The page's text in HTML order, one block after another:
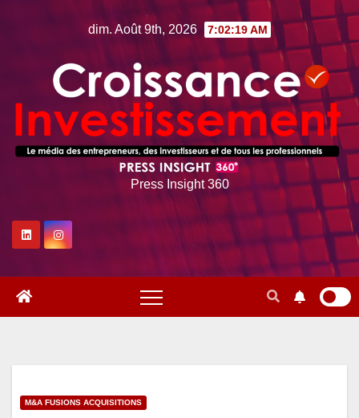
dim. Août 9th, 2026 7:02:20 AM
Press Insight 360
M&A FUSIONS ACQUISITIONS